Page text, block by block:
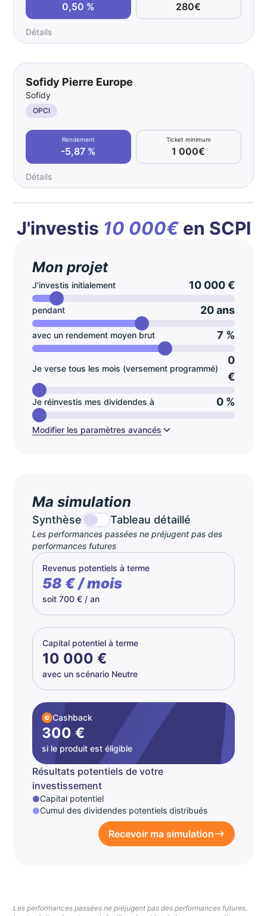
0,50 % 280€
Détails
Sofidy Pierre Europe
Sofidy
OPCI
Rendement
-5,87 %
Ticket minimum
1 000€
Détails
J'investis 10 000€en SCPI
Mon projet
J'investis initialement 10 000 €
pendant 20 ans
avec un rendement moyen brut 7 %
Je verse tous les mois (versement programmé)
0
€
Je réinvestis mes dividendes à 0 %
Modifier les paramètres avancés
Ma simulation
Synthèse Tableau détaillé
Les performances passées ne préjugent pas des
performances futures
Revenus potentiels à terme
58 € / mois
soit 700 € / an
Capital potentiel à terme
10 000 €
avec un scénario Neutre
Cashback
300 €
si le produit est éligible
Résultats potentiels de votre
investissement
Capital potentiel
Cumul des dividendes potentiels distribués
Recevoir ma simulation
Les performances passées ne préjugent pas des performances futures.